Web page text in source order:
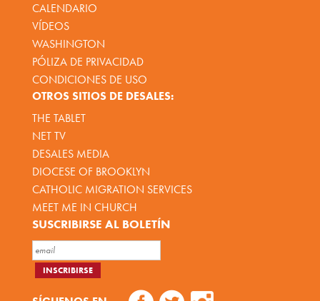
CALENDARIO
VÍDEOS
WASHINGTON
PÓLIZA DE PRIVACIDAD
CONDICIONES DE USO
OTROS SITIOS DE DESALES:
THE TABLET
NET TV
DESALES MEDIA
DIOCESE OF BROOKLYN
CATHOLIC MIGRATION SERVICES
MEET ME IN CHURCH
SUSCRIBIRSE AL BOLETÍN